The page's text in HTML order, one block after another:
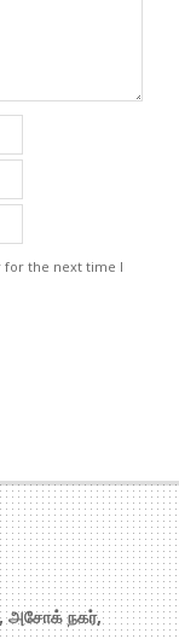
for the next time I
அசோக் நகர்,